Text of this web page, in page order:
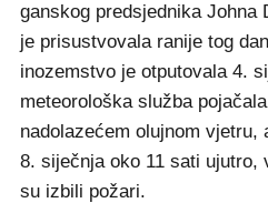
ganskog predsjednika Johna
je prisustvovala ranije tog
inozemstvo je otputovala 4.
meteorološka služba
nadolazećem olujnom vjetru,
8. siječnja oko 11 sati ujutro,
su izbili požari.